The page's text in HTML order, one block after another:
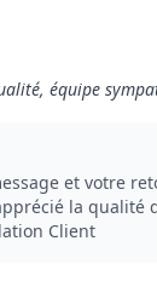
équipe
et votre
la
Client